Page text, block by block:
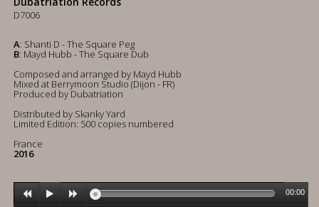
D7006
A: Shanti D - The Square Peg
B: Mayd Hubb - The Square Dub
Composed and arranged by Mayd Hubb
Mixed at Berrymoon Studio (Dijon - FR)
Produced by Dubatriation
Distributed by Skanky Yard
Limited Edition: 500 copies numbered
France
2016
00:00